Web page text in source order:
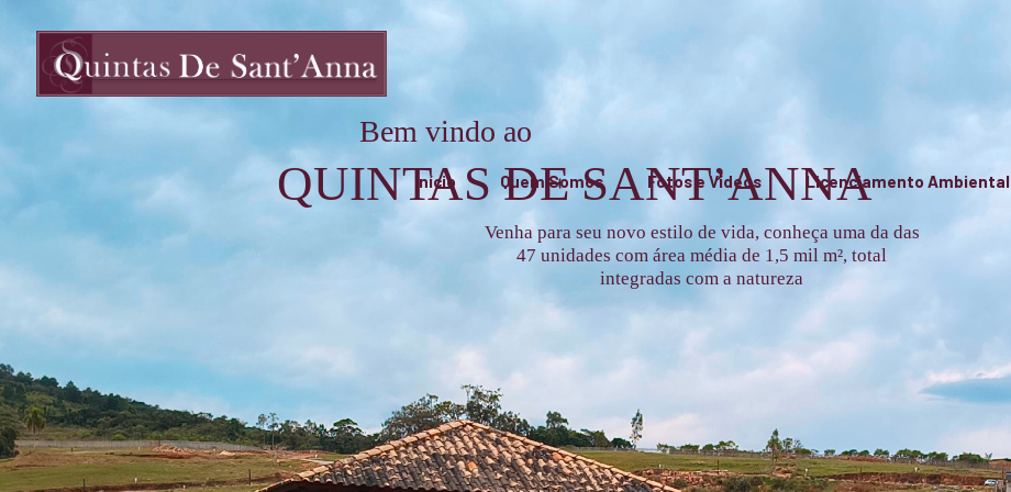
Início Quem Somos Fotos e Vídeos Licenciamento Ambiental
Bem vindo ao
QUINTAS DE SANT’ANNA
Venha para seu novo estilo de vida, conheça uma da das
47 unidades com área média de 1,5 mil m², total
integradas com a natureza